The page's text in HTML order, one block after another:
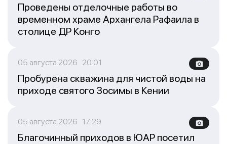
Проведены отделочные работы во
временном храме Архангела Рафаила в
столице ДР Конго
05 августа 2026 20:01
Пробурена скважина для чистой воды на
приходе святого Зосимы в Кении
05 августа 2026 17:29
Благочинный приходов в ЮАР посетил